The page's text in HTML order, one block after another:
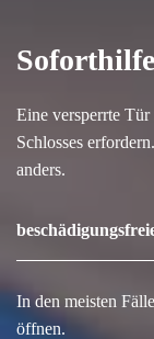
Eine versperrte Tür
Schlosses
anders.
In den meisten
öffnen.